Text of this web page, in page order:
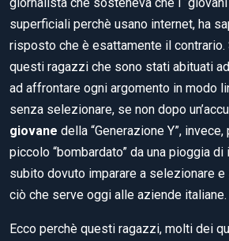
superficiali perchè usano internet, ha
risposto che è esattamente il contrario.
questi ragazzi che sono stati abituati
ad affrontare ogni argomento in modo
senza selezionare, se non dopo
giovane della “Generazione Y”,
piccolo “bombardato” da una pioggia di
subito dovuto imparare a selezionare
ciò che serve oggi alle aziende italiane.
Ecco perchè questi ragazzi, molti dei